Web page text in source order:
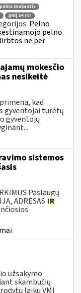
pelno mokestis
pmį 54 str
Pelno
pelno
ne per
mokesčio
nesikeitė
kad
gyventojai turėtų
gyventojų
sistemos
Paslaugų
ADRESAS IR
užsakymo
skambučių
laiku VMI